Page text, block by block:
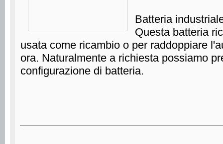
Batteria
Questa batteria
usata come ricambio o per raddoppiare
ora. Naturalmente a richiesta possiamo
configurazione di batteria.